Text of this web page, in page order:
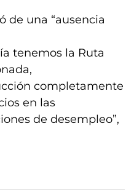
de una “ausencia
tenemos la Ruta
completamente
en las
de desempleo”,